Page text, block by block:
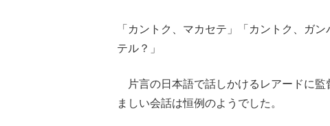
「カントク、マカセテ」「カントク、ガ
テル？」
片言の日本語で話しかけるレアードに監
ましい会話は恒例のようでした。